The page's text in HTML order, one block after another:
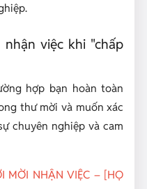
nhận việc khi "chấp
hợp bạn hoàn toàn
thư mời và muốn xác
chuyên nghiệp và cam
MỜI NHẬN VIỆC – [HỌ